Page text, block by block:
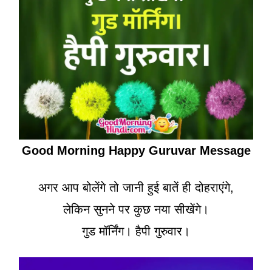
Good Morning Happy Guruvar Message
अगर आप बोलेंगे तो जानी हुई बातें ही दोहराएंगे,
लेकिन सुनने पर कुछ नया सीखेंगे।
गुड मॉर्निंग। हैपी गुरुवार।